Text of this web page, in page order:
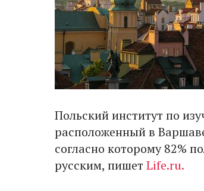
Польский институт по
расположенный в
согласно которому 82%
русским, пишет Life.ru.